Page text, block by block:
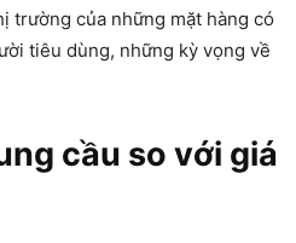
trường của những mặt hàng có
tiêu dùng, những kỳ vọng về
cầu so với giá